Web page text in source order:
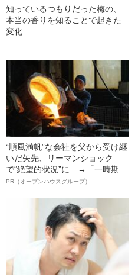
知っているつもりだった梅の、
本当の香りを知ることで起きた
変化
“順風満帆”な会社を父から受け継
いだ矢先、リーマンショック
で“絶望的状況”に…→「一時期は
納品3年待ち」のヒット商品を生
明かす、“逆転の戦術”
PR（オープンハウスグループ）